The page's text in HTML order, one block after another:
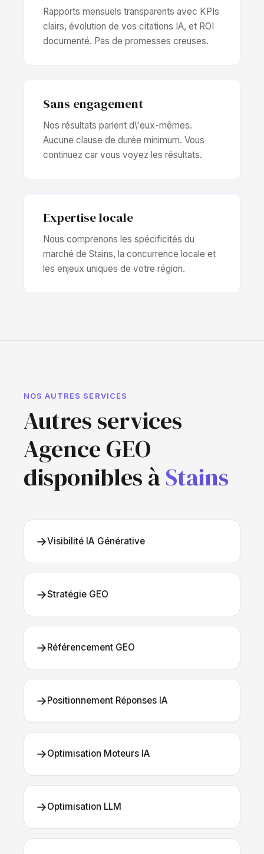
Rapports mensuels transparents avec KPIs
clairs, évolution de vos citations IA, et ROI
documenté. Pas de promesses creuses.
Sans engagement
Nos résultats parlent d\'eux-mêmes.
Aucune clause de durée minimum. Vous
continuez car vous voyez les résultats.
Expertise locale
Nous comprenons les spécificités du
marché de Stains, la concurrence locale et
les enjeux uniques de votre région.
NOS AUTRES SERVICES
Autres services
Agence GEO
disponibles àStains
→Visibilité IA Générative
→Stratégie GEO
→Référencement GEO
→Positionnement Réponses IA
→Optimisation Moteurs IA
→Optimisation LLM